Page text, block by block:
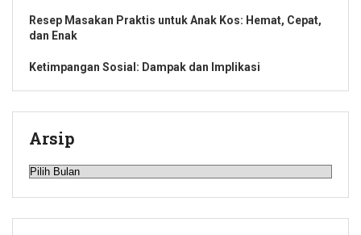
Resep Masakan Praktis untuk Anak Kos: Hemat, Cepat,
dan Enak
Ketimpangan Sosial: Dampak dan Implikasi
Arsip
Arsip